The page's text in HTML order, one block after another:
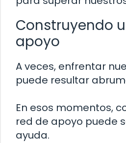
Construyendo
apoyo
A veces, enfrentar
puede resultar
En esos momentos,
red de apoyo puede
ayuda.